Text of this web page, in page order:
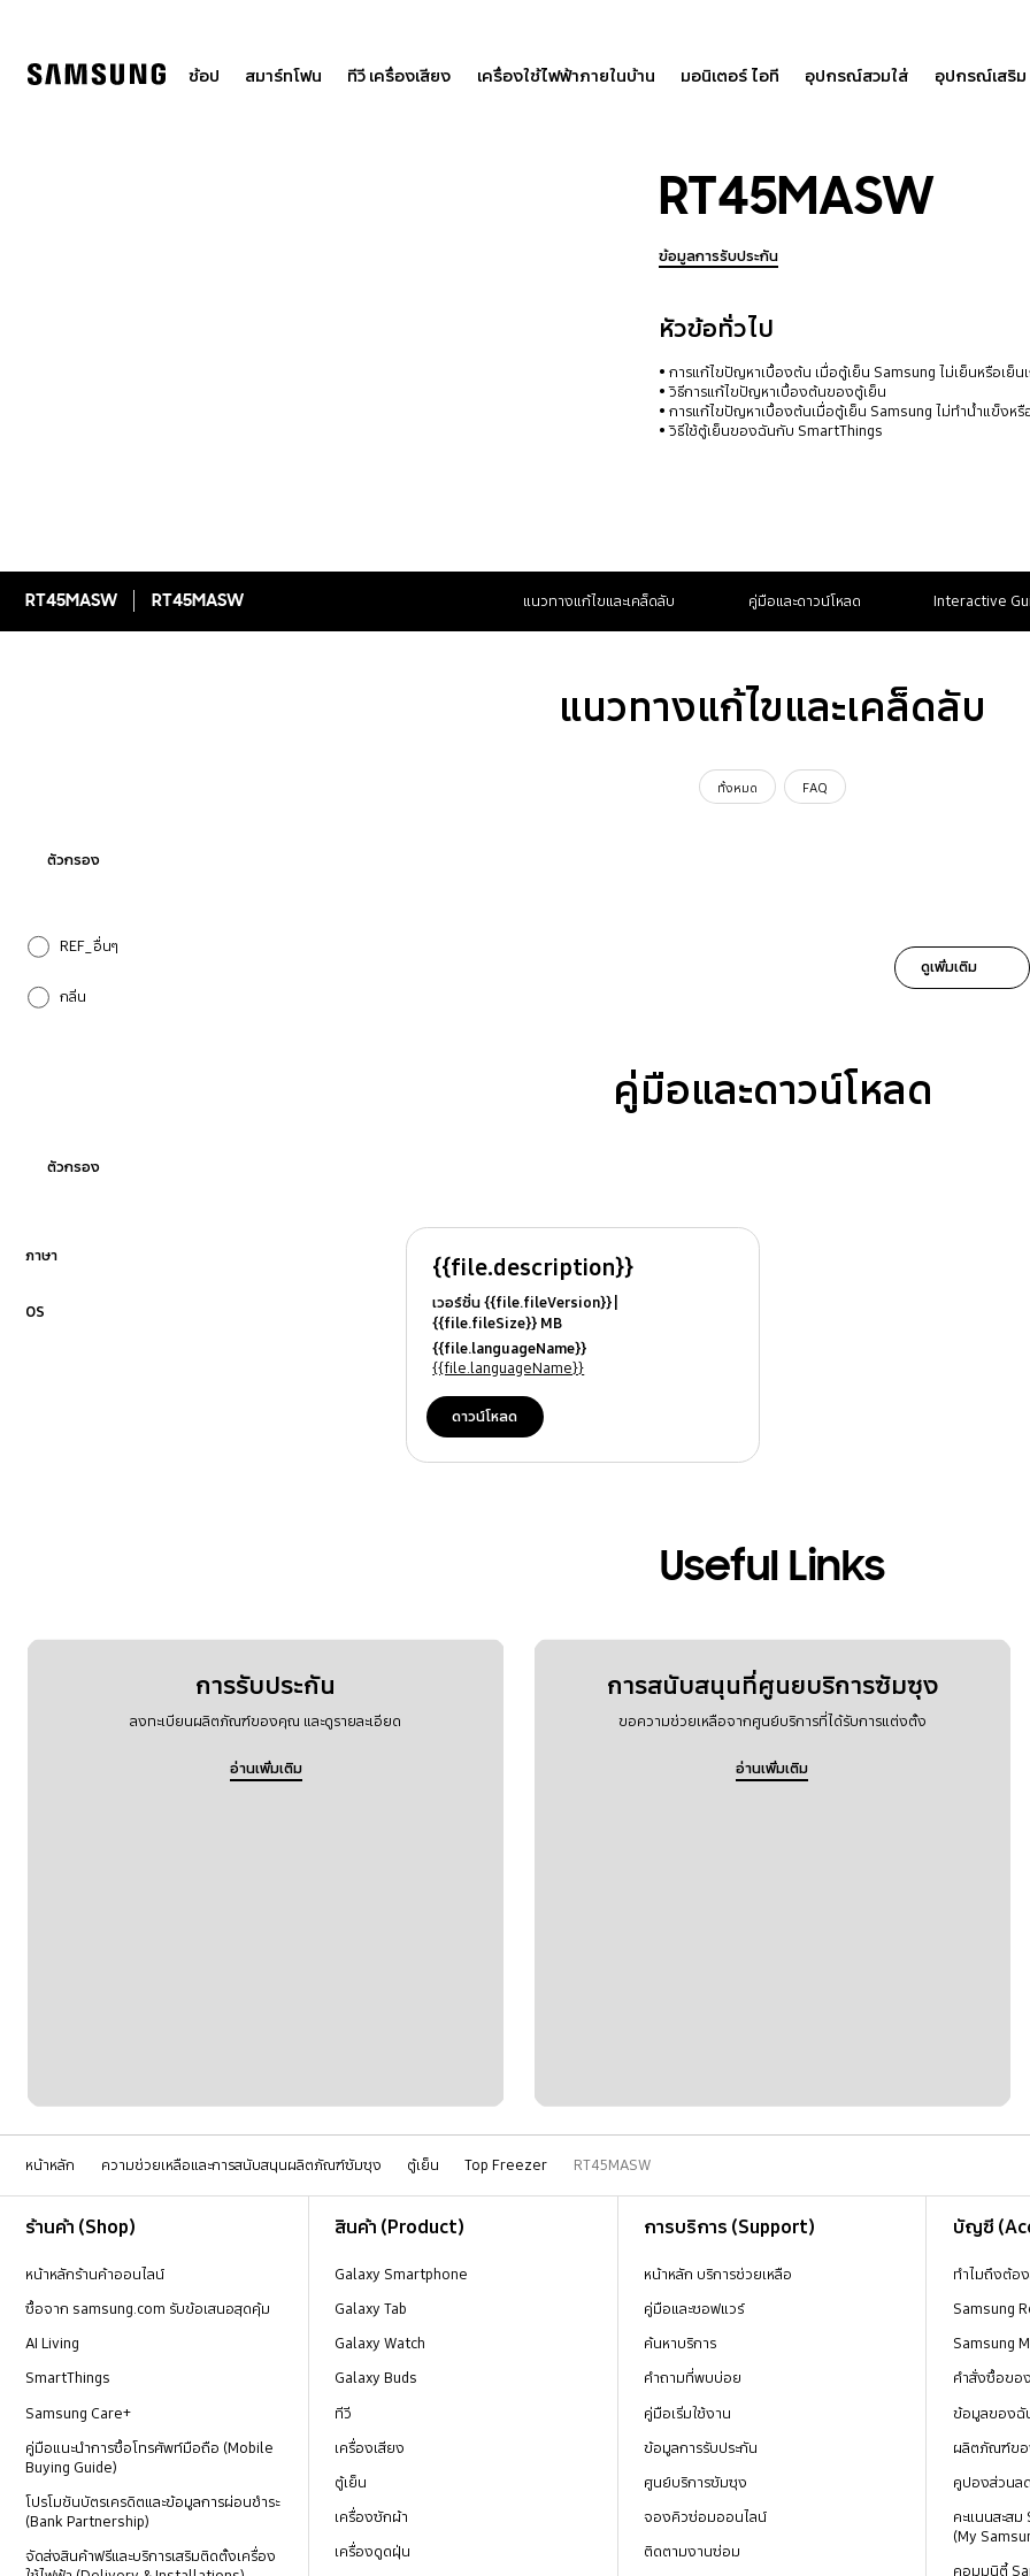
ช้อป สมาร์ทโฟน ทีวี เครื่องเสียง เครื่องใช้ไฟฟ้าภายในบ้าน มอนิเตอร์ ไอที อุปกรณ์สวมใส่ อุปกรณ์เสริม
RT45MASW
ข้อมูลการรับประกัน
หัวข้อทั่วไป
การแก้ไขปัญหาเบื้องต้น เมื่อตู้เย็น Samsung ไม่เย็นหรือเย็น
วิธีการแก้ไขปัญหาเบื้องต้นของตู้เย็น
การแก้ไขปัญหาเบื้องต้นเมื่อตู้เย็น Samsung ไม่ทำน้ำแข็งห
วิธีใช้ตู้เย็นของฉันกับ SmartThings
RT45MASW RT45MASW แนวทางแก้ไขและเคล็ดลับ คู่มือและดาวน์โหลด Interactive
แนวทางแก้ไขและเคล็ดลับ
ทั้งหมด FAQ
ตัวกรอง
REF_อื่นๆ
กลิ่น
ดูเพิ่มเติม
คู่มือและดาวน์โหลด
ตัวกรอง
ภาษา
OS
{{file.description}}
เวอร์ชั่น {{file.fileVersion}}
{{file.fileSize}} MB
{{file.fileModifiedDate}}
{{file.osNames}}
{{file.languageName}}
{{file.languageName}}
ดาวน์โหลด
Useful Links
การรับประกัน
ลงทะเบียนผลิตภัณฑ์ของคุณ และดูรายละเอียด
อ่านเพิ่มเติม
การสนับสนุนที่ศูนยบริการซัมซุง
ขอความช่วยเหลือจากศูนย์บริการที่ได้รับการแต่งตั้ง
อ่านเพิ่มเติม
หน้าหลัก ความช่วยเหลือและการสนับสนุนผลิตภัณฑ์ซัมซุง ตู้เย็น Top Freezer RT45MASW
ร้านค้า (Shop)
หน้าหลักร้านค้าออนไลน์
ซื้อจาก samsung.com รับข้อเสนอสุดคุ้ม
AI Living
SmartThings
Samsung Care+
คู่มือแนะนำการซื้อโทรศัพท์มือถือ (Mobile
Buying Guide)
โปรโมชันบัตรเครดิตและข้อมูลการผ่อนชำระ
(Bank Partnership)
จัดส่งสินค้าฟรีและบริการเสริมติดตั้งเครื่อง
สินค้า (Product)
Galaxy Smartphone
Galaxy Tab
Galaxy Watch
Galaxy Buds
ทีวี
เครื่องเสียง
ตู้เย็น
เครื่องซักผ้า
เครื่องดูดฝุ่น
การบริการ (Support)
หน้าหลัก บริการช่วยเหลือ
คู่มือและซอฟแวร์
ค้นหาบริการ
คำถามที่พบบ่อย
คู่มือเริ่มใช้งาน
ข้อมูลการรับประกัน
ศูนย์บริการซัมซุง
จองคิวซ่อมออนไลน์
ติดตามงานซ่อม
บัญชี
ทำไมถึงต้อ
Samsung
Samsung
คำสั่งซื้อขอ
ข้อมูลของฉั
ผลิตภัณฑ์ขอ
คูปองส่วนล
คะแนนสะส
(My
คอมมูนิตี้